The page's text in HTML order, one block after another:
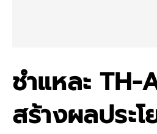
ชำแหละ
สร้างผลประ